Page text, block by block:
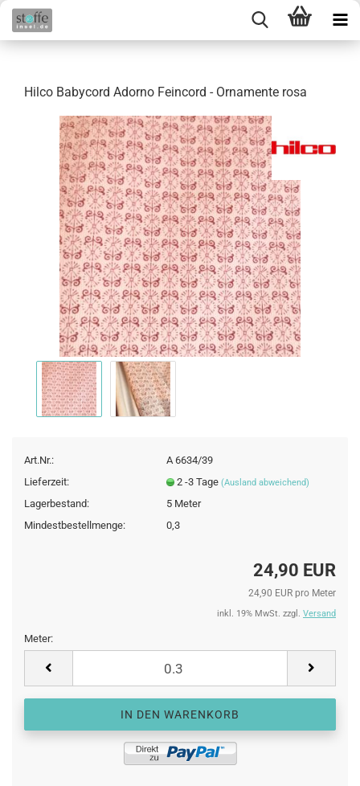
Hilco Babycord Adorno Feincord - Ornamente rosa
Art.Nr.:
A 6634/39
Lieferzeit:
2 -3 Tage (Ausland abweichend)
Lagerbestand: 5 Meter
Mindestbestellmenge:
0,3
24,90 EUR
24,90 EUR pro Meter
inkl. 19% MwSt. zzgl. Versand
Meter: